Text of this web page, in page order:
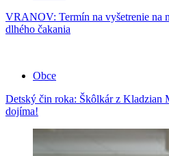
VRANOV: Termín na vyšetrenie na
dlhého čakania
Obce
Detský čin roka: Škôlkár z Kladzian
dojíma!